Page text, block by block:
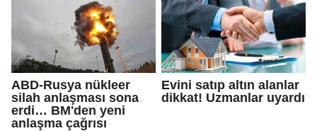
ABD-Rusya nükleer
silah anlaşması sona
erdi… BM'den yeni
anlaşma çağrısı
Evini satıp altın alanlar
dikkat! Uzmanlar uyardı